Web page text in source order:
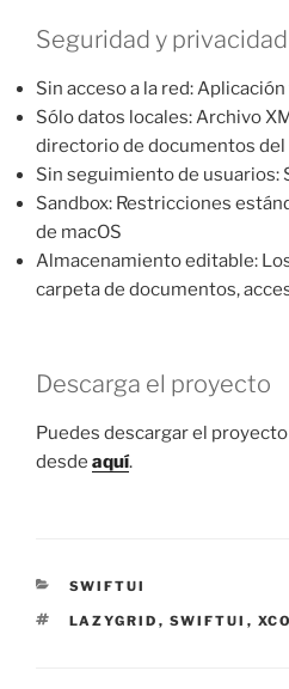
Seguridad y privacidad
Sin acceso a la red:
Sólo datos locales: Archivo
directorio de documentos del
Sin seguimiento de usuarios:
Sandbox: Restricciones
de macOS
Almacenamiento editable:
carpeta de documentos,
Descarga el proyecto
Puedes descargar el
desde aquí.
CATEGORÍAS
SWIFTUI
ETIQUETAS
LAZYGRID , SWIFTUI ,